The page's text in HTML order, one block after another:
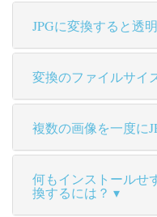
JPGに変換すると透
変換のファイルサイ
複数の画像を一度に
何もインストールせ
換するには？